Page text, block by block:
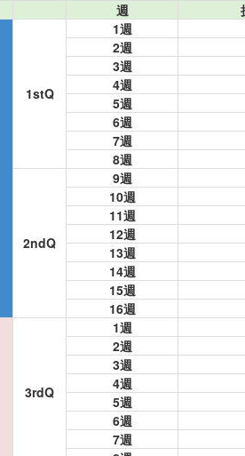
週
1stQ
1週
2週
3週
4週
5週
6週
7週
8週
2ndQ
9週
10週
11週
12週
13週
14週
15週
16週
3rdQ
1週
2週
3週
4週
5週
6週
7週